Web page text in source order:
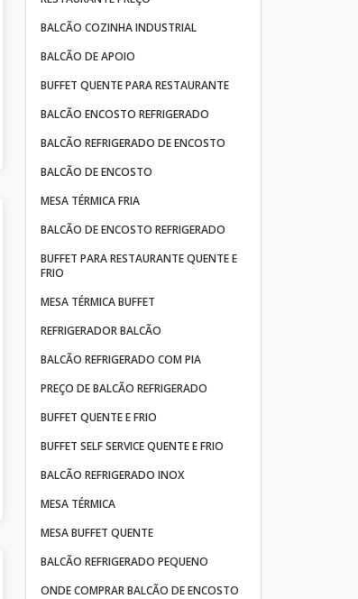
BALCÃO COZINHA INDUSTRIAL
BALCÃO DE APOIO
BUFFET QUENTE PARA RESTAURANTE
BALCÃO ENCOSTO REFRIGERADO
BALCÃO REFRIGERADO DE ENCOSTO
BALCÃO DE ENCOSTO
MESA TÉRMICA FRIA
BALCÃO DE ENCOSTO REFRIGERADO
BUFFET PARA RESTAURANTE QUENTE E
FRIO
MESA TÉRMICA BUFFET
REFRIGERADOR BALCÃO
BALCÃO REFRIGERADO COM PIA
PREÇO DE BALCÃO REFRIGERADO
BUFFET QUENTE E FRIO
BUFFET SELF SERVICE QUENTE E FRIO
BALCÃO REFRIGERADO INOX
MESA TÉRMICA
MESA BUFFET QUENTE
BALCÃO REFRIGERADO PEQUENO
ONDE COMPRAR BALCÃO DE ENCOSTO